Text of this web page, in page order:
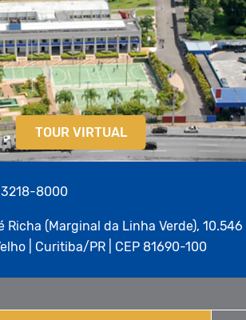
TOUR VIRTUAL
3218-8000
Richa (Marginal da Linha Verde), 10.546
| Curitiba/PR | CEP 81690-100